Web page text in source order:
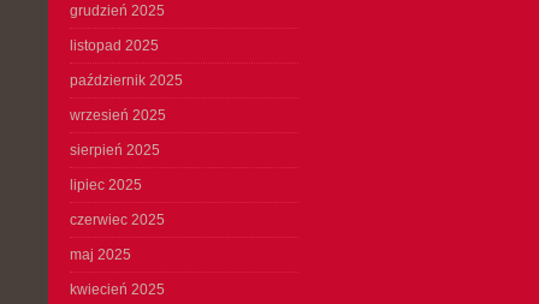
grudzień 2025
listopad 2025
październik 2025
wrzesień 2025
sierpień 2025
lipiec 2025
czerwiec 2025
maj 2025
kwiecień 2025